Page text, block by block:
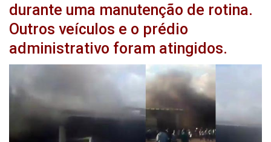
durante uma manutenção de rotina.
Outros veículos e o prédio
administrativo foram atingidos.